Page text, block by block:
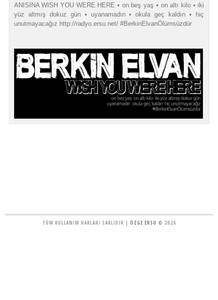
ANISINA WISH YOU WERE HERE • on beş yaş • on altı kilo • iki
yüz altmış dokuz gün • uyanamadın • okula geç kaldın • hiç
unutmayacağız http://radyo.ersu.net/ #BerkinElvanÖlümsüzdür
TÜM KULLANIM HAKLARI SAKLIDIR | ÖZGE ERSU © 2026